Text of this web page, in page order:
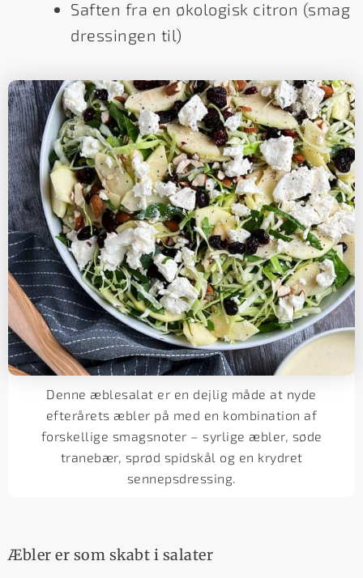
Saften fra en økologisk citron (smag
dressingen til)
Denne æblesalat er en dejlig måde at nyde
efterårets æbler på med en kombination af
forskellige smagsnoter – syrlige æbler, søde
tranebær, sprød spidskål og en krydret
sennepsdressing.
Æbler er som skabt i salater